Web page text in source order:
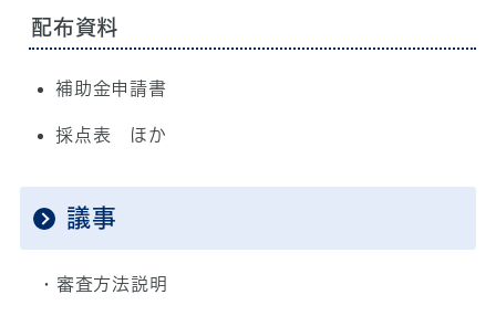
配布資料
補助金申請書
採点表 ほか
議事
・審査方法説明